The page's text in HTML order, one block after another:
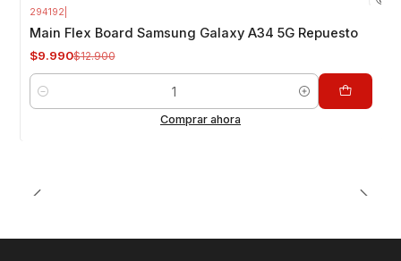
294192
Main Flex Board Samsung Galaxy A34 5G Repuesto
$9.990$12.900
Cantidad
Comprar ahora